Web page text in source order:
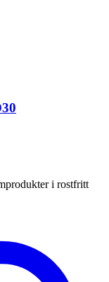
i rostfritt